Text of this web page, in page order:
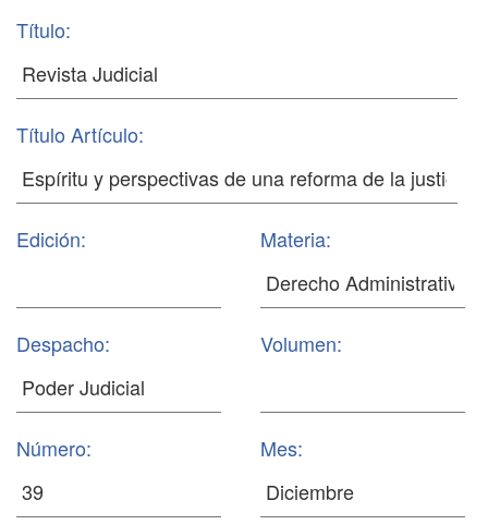
Título:
Título Artículo:
Edición: Materia:
Despacho: Volumen:
Número: Mes: